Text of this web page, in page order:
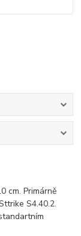
cm. Primárně
S4.40.2.